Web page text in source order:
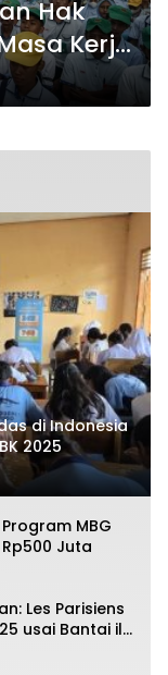
Hak
Kerja
di Indonesia
2025
MBG
Juta
Les Parisiens
usai Bantai il